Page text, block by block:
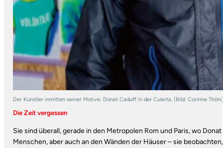
Der Künstler inmitten seiner Motive: Donat Caduff in der Cularta. (Bild: Corinne
Die Zeit vergessen
Sie sind überall, gerade in den Metropolen Rom und Paris, wo
Menschen, aber auch an den Wänden der Häuser – sie